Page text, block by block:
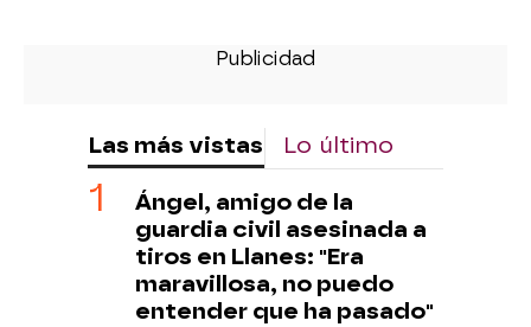
Las más vistas Lo último
Ángel, amigo de la
guardia civil asesinada a
tiros en Llanes: "Era
maravillosa, no puedo
entender que ha pasado"